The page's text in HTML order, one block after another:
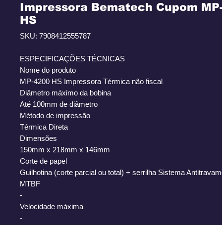
Impressora Bematech Cupom
HS
SKU: 7908412555787
ESPECIFICAÇÕES TÉCNICAS
Nome do produto
MP-4200 HS Impressora Térmica não fiscal
Diâmetro máximo da bobina
Até 100mm de diâmetro
Método de impressão
Térmica Direta
Dimensões
150mm x 218mm x 146mm
Corte de papel
Guilhotina (corte parcial ou total) + serrilha Sistema
MTBF
-
Velocidade máxima
-